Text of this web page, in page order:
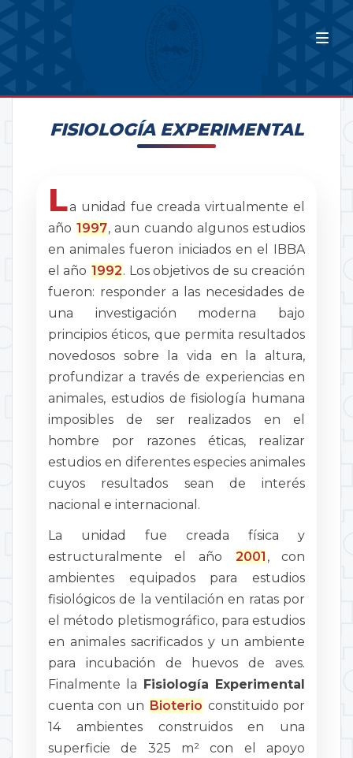
FISIOLOGÍA EXPERIMENTAL
La unidad fue creada virtualmente el
año 1997, aun cuando algunos estudios
en animales fueron iniciados en el IBBA
el año 1992. Los objetivos de su creación
fueron: responder a las necesidades de
una investigación moderna bajo
principios éticos, que permita resultados
novedosos sobre la vida en la altura,
profundizar a través de experiencias en
animales, estudios de fisiología humana
imposibles de ser realizados en el
hombre por razones éticas, realizar
estudios en diferentes especies animales
cuyos resultados sean de interés
nacional e internacional.
La unidad fue creada física y
estructuralmente el año 2001 , con
ambientes equipados para estudios
fisiológicos de la ventilación en ratas por
el método pletismográfico, para estudios
en animales sacrificados y un ambiente
para incubación de huevos de aves.
Finalmente la Fisiología Experimental
cuenta con un Bioterio constituido por
14 ambientes construidos en una
superficie de 325 m² con el apoyo